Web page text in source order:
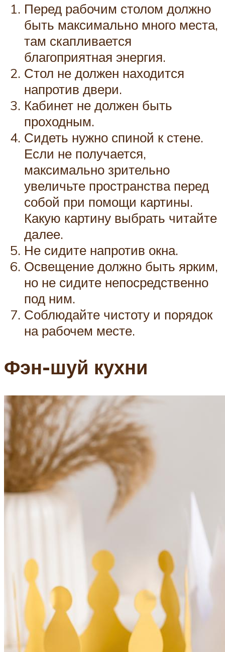
Перед рабочим столом должно
быть максимально много места,
там скапливается
благоприятная энергия.
Стол не должен находится
напротив двери.
Кабинет не должен быть
проходным.
Сидеть нужно спиной к стене.
Если не получается,
максимально зрительно
увеличьте пространства перед
собой при помощи картины.
Какую картину выбрать читайте
далее.
Не сидите напротив окна.
Освещение должно быть ярким,
но не сидите непосредственно
под ним.
Соблюдайте чистоту и порядок
на рабочем месте.
Фэн-шуй кухни